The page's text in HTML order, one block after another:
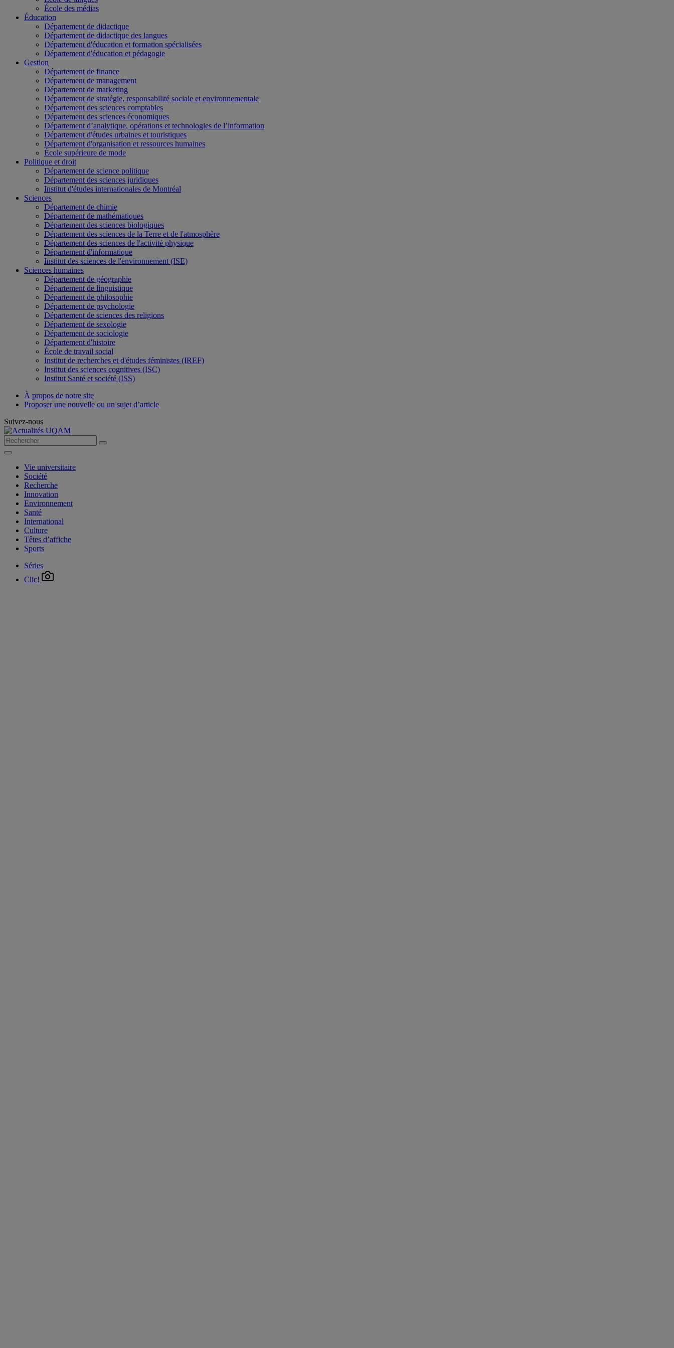
École des médias
Éducation
Département de didactique
Département de didactique des langues
Département d'éducation et formation spécialisées
Département d'éducation et pédagogie
Gestion
Département de finance
Département de management
Département de marketing
Département de stratégie, responsabilité sociale et environnementale
Département des sciences comptables
Département des sciences économiques
Département d’analytique, opérations et technologies de l’information
Département d'études urbaines et touristiques
Département d'organisation et ressources humaines
École supérieure de mode
Politique et droit
Département de science politique
Département des sciences juridiques
Institut d'études internationales de Montréal
Sciences
Département de chimie
Département de mathématiques
Département des sciences biologiques
Département des sciences de la Terre et de l'atmosphère
Département des sciences de l'activité physique
Département d'informatique
Institut des sciences de l'environnement (ISE)
Sciences humaines
Département de géographie
Département de linguistique
Département de philosophie
Département de psychologie
Département de sciences des religions
Département de sexologie
Département de sociologie
Département d'histoire
École de travail social
Institut de recherches et d'études féministes (IREF)
Institut des sciences cognitives (ISC)
Institut Santé et société (ISS)
À propos de notre site
Proposer une nouvelle ou un sujet d’article
Suivez-nous
Vie universitaire
Société
Recherche
Innovation
Environnement
Santé
International
Culture
Têtes d’affiche
Sports
Séries
Clic!